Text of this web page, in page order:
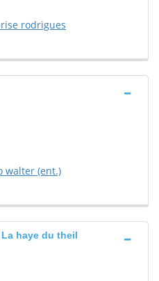
rodrigues
walter (ent.)
haye du theil